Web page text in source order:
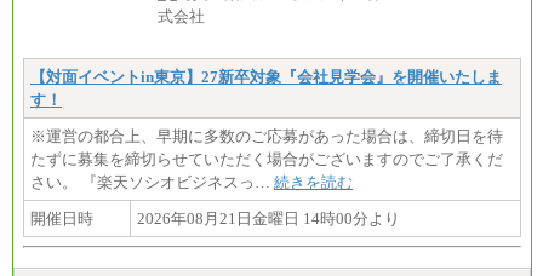
【対面イベントin東京】27新卒対象『会社見学会』を開催いたしま
す！
※運営の都合上、早期に多数のご応募があった場合は、締切日を待
たずに募集を締切らせていただく場合がございますのでご了承くだ
さい。 『楽天ソシオビジネスっ… 続きを読む
開催日時
2026年08月21日金曜日 14時00分より